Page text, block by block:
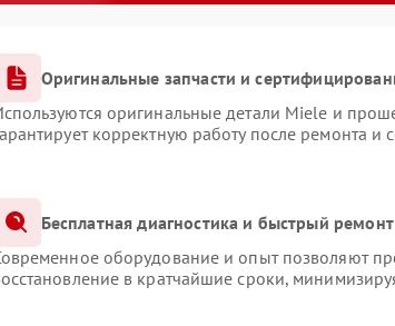
Оригинальные запчасти и
оригинальные детали Miele и
корректную работу после ремонта и
Бесплатная диагностика и быстрый ремонт
оборудование и опыт позволяют
в кратчайшие сроки,